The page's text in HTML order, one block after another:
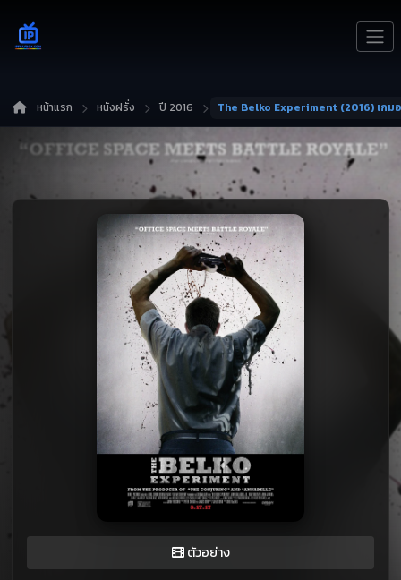
หน้าแรก หนังฝรั่ง ปี 2016
ตัวอย่าง